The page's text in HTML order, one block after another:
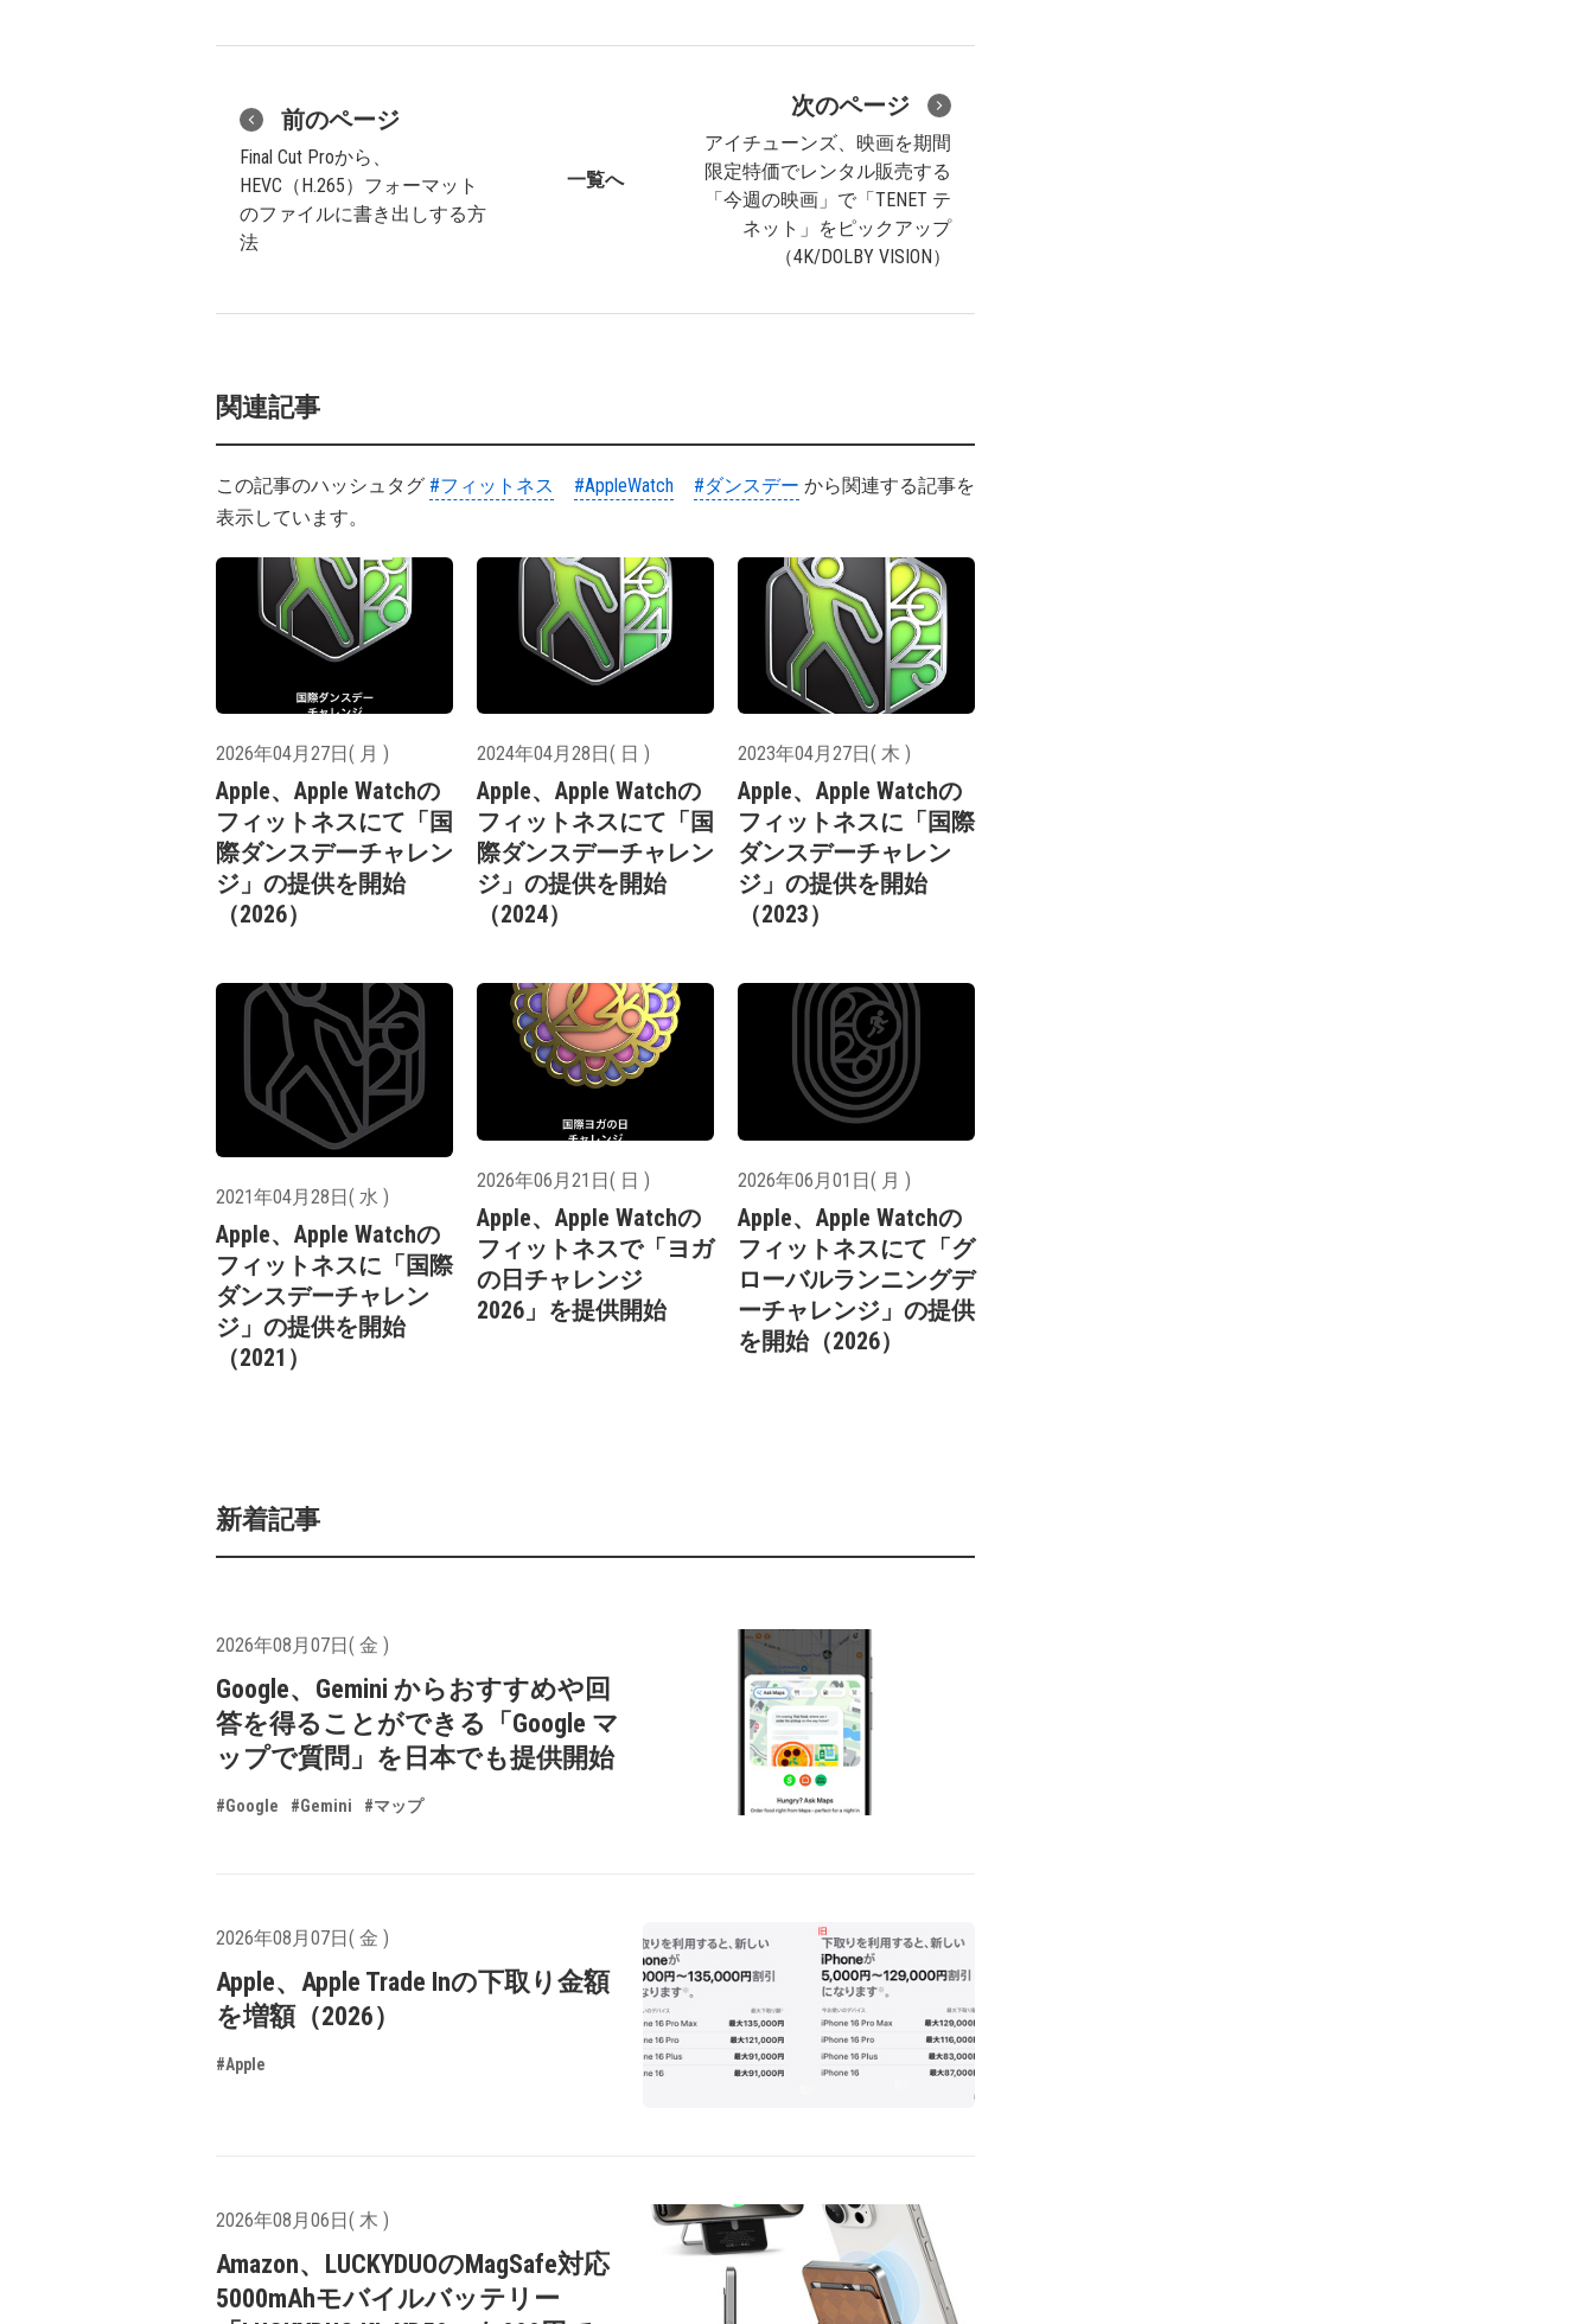
前のページ
Final Cut Proから、
HEVC（H.265）フォーマット
のファイルに書き出しする方
法
一覧へ
次のページ
アイチューンズ、映画を期間
限定特価でレンタル販売する
「今週の映画」で「TENET テ
ネット」をピックアップ
（4K/DOLBY VISION）
関連記事
この記事のハッシュタグ #フィットネス #AppleWatch #ダンスデー から関連する記事を
表示しています。
2026年04月27日( 月 )
Apple、Apple Watchの
フィットネスにて「国
際ダンスデーチャレン
ジ」の提供を開始
（2026）
2024年04月28日( 日 )
Apple、Apple Watchの
フィットネスにて「国
際ダンスデーチャレン
ジ」の提供を開始
（2024）
2023年04月27日( 木 )
Apple、Apple Watchの
フィットネスに「国際
ダンスデーチャレン
ジ」の提供を開始
（2023）
2021年04月28日( 水 )
Apple、Apple Watchの
フィットネスに「国際
ダンスデーチャレン
ジ」の提供を開始
（2021）
2026年06月21日( 日 )
Apple、Apple Watchの
フィットネスで「ヨガ
の日チャレンジ
2026」を提供開始
2026年06月01日( 月 )
Apple、Apple Watchの
フィットネスにて「グ
ローバルランニングデ
ーチャレンジ」の提供
を開始（2026）
新着記事
2026年08月07日( 金 )
Google、Gemini からおすすめや回
答を得ることができる「Google マ
ップで質問」を日本でも提供開始
#Google #Gemini #マップ
2026年08月07日( 金 )
Apple、Apple Trade Inの下取り金額
を増額（2026）
#Apple
2026年08月06日( 木 )
Amazon、LUCKYDUOのMagSafe対応
5000mAhモバイルバッテリー